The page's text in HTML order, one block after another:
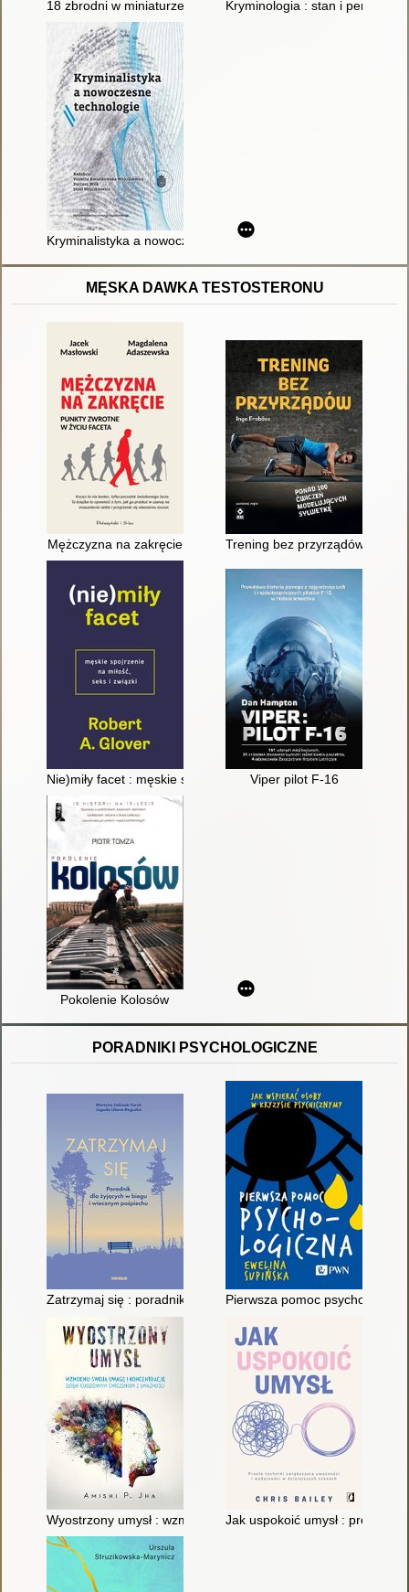
18 zbrodni w miniaturze : nieznana historia Frances Glessner
Kryminologia : stan i
Kryminalistyka a nowoczesne technologie
MĘSKA DAWKA TESTOSTERONU
Mężczyzna na zakręcie Trening bez przyrządów :
Nie)miły facet : męskie spojrzenie na miłość, seks i związki
Viper pilot F-16
Pokolenie Kolosów
PORADNIKI PSYCHOLOGICZNE
Zatrzymaj się : poradnik dla żyjących w biegu i wiecznym
Pierwsza pomoc
Wyostrzony umysł : wzmocnij swoją uwagę i koncentrację
Jak uspokoić umysł : proste